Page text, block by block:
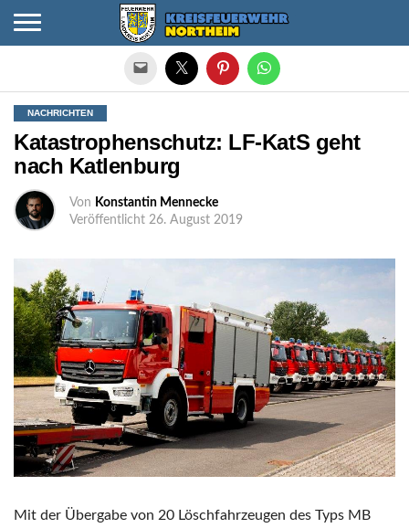
NACHRICHTEN
Katastrophenschutz: LF-KatS geht
nach Katlenburg
Von Konstantin Mennecke
Veröffentlicht 26. August 2019
Mit der Übergabe von 20 Löschfahrzeugen des Typs MB
Die mobile Version verlassen